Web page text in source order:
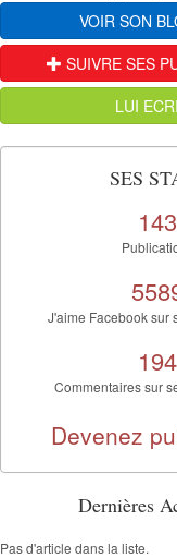
VOIR SON
SUIVRE SES
LUI
SES
143
J'aime Facebook sur
194
Commentaires sur
Devenez
Dernières
Pas d'article dans la liste.